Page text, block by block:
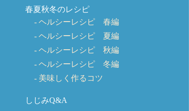
春夏秋冬のレシピ
ヘルシーレシピ 春編
ヘルシーレシピ 夏編
ヘルシーレシピ 秋編
ヘルシーレシピ 冬編
美味しく作るコツ
しじみQ&A